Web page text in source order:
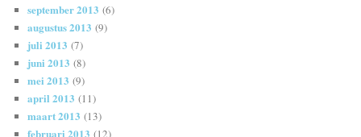
september 2013 (6)
augustus 2013 (9)
juli 2013 (7)
juni 2013 (8)
mei 2013 (9)
april 2013 (11)
maart 2013 (13)
februari 2013 (12)